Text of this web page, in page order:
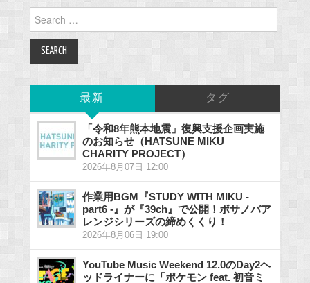
Search
for:
最新 タグ
「令和8年熊本地震」復興支援企画実施
のお知らせ（HATSUNE MIKU
CHARITY PROJECT）
2026年8月07日 12:00
作業用BGM『STUDY WITH MIKU -
part6 -』が『39ch』で公開！ボサノバア
レンジシリーズの締めくくり！
2026年8月06日 19:00
YouTube Music Weekend 12.0のDay2ヘ
ッドライナーに「ポケモン feat. 初音ミ